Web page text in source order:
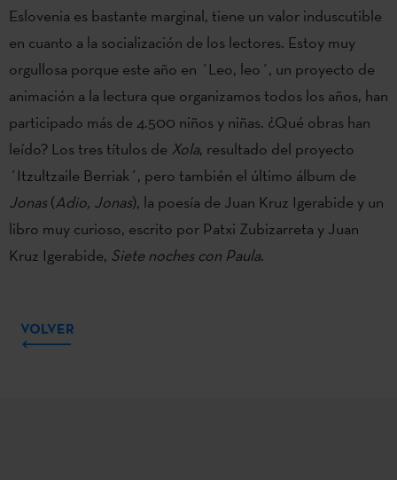
Eslovenia es bastante marginal, tiene un valor induscutible
en cuanto a la socialización de los lectores. Estoy muy
orgullosa porque este año en ´Leo, leo´, un proyecto de
animación a la lectura que organizamos todos los años, han
participado más de 4.500 niños y niñas. ¿Qué obras han
leído? Los tres títulos de Xola, resultado del proyecto
´Itzultzaile Berriak´, pero también el último álbum de
Jonas(Adio, Jonas), la poesía de Juan Kruz Igerabide y un
libro muy curioso, escrito por Patxi Zubizarreta y Juan
Kruz Igerabide, Siete noches con Paula.
VOLVER